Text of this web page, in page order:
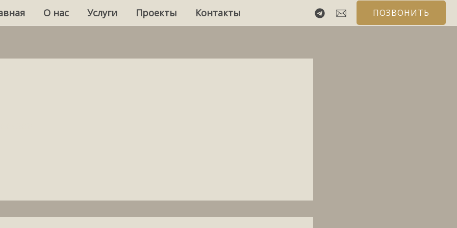
О нас Услуги Проекты Контакты ПОЗВОНИТЬ
Дарим 10% скидкуна первый заказ! Забрать!